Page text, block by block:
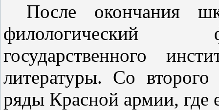
После окончания
филологический
государственного
литературы. Со
ряды Красной армии, где